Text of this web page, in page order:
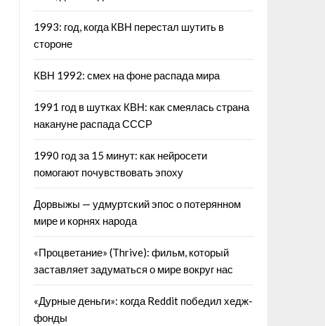
1993: год, когда КВН перестал шутить в
стороне
КВН 1992: смех на фоне распада мира
1991 год в шутках КВН: как смеялась страна
накануне распада СССР
1990 год за 15 минут: как нейросети
помогают почувствовать эпоху
Дорвыжы — удмуртский эпос о потерянном
мире и корнях народа
«Процветание» (Thrive): фильм, который
заставляет задуматься о мире вокруг нас
«Дурные деньги»: когда Reddit победил хедж-
фонды